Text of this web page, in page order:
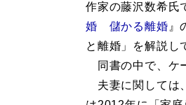
作家の藤沢数希氏
婚 儲かる離婚 』
と離婚」を解説し
同書の中で、ケ
夫妻に関しては